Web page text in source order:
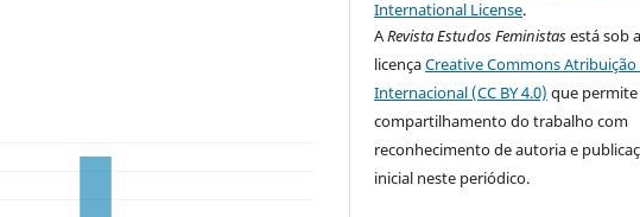
International License.
ARevista Estudos Feministasestá sob a
licençaCreative Commons Atribuição
Internacional (CC BY 4.0) que
compartilhamento do trabalho com
reconhecimento de autoria e
inicial neste periódico.